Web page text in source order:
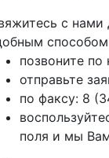
с нами
позвоните
отправьте
по факсу: 8
поля и мы